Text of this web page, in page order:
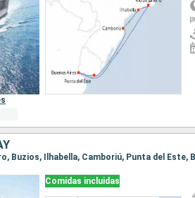
Buzios, Ilhabella, Camboriú, Punta del Este,
Comidas incluidas